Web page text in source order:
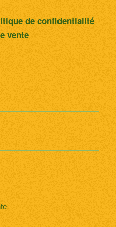
de confidentialité
vente